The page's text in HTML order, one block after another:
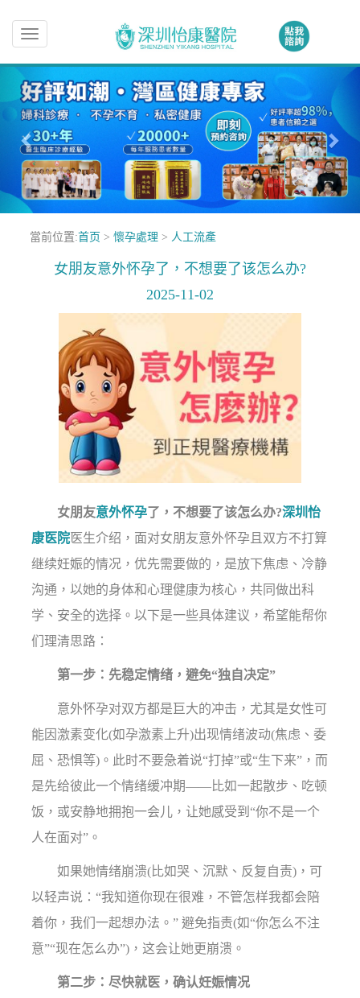
Toggle
navigation
當前位置:首页 > 懷孕處理 > 人工流產
女朋友意外怀孕了，不想要了该怎么办?
2025-11-02
女朋友意外怀孕了，不想要了该怎么办?深圳怡
康医院医生介绍，面对女朋友意外怀孕且双方不打算
继续妊娠的情况，优先需要做的，是放下焦虑、冷静
沟通，以她的身体和心理健康为核心，共同做出科
学、安全的选择。以下是一些具体建议，希望能帮你
们理清思路：
第一步：先稳定情绪，避免“独自决定”
意外怀孕对双方都是巨大的冲击，尤其是女性可
能因激素变化(如孕激素上升)出现情绪波动(焦虑、委
屈、恐惧等)。此时不要急着说“打掉”或“生下来”，而
是先给彼此一个情绪缓冲期——比如一起散步、吃顿
饭，或安静地拥抱一会儿，让她感受到“你不是一个
人在面对”。
如果她情绪崩溃(比如哭、沉默、反复自责)，可
以轻声说：“我知道你现在很难，不管怎样我都会陪
着你，我们一起想办法。” 避免指责(如“你怎么不注
意”“现在怎么办”)，这会让她更崩溃。
第二步：尽快就医，确认妊娠情况